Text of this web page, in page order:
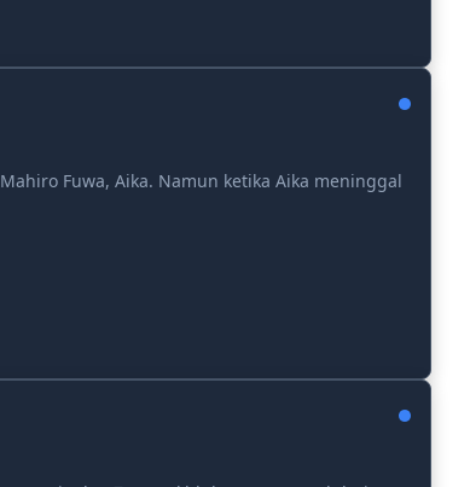
Fuwa, Aika. Namun ketika Aika meninggal